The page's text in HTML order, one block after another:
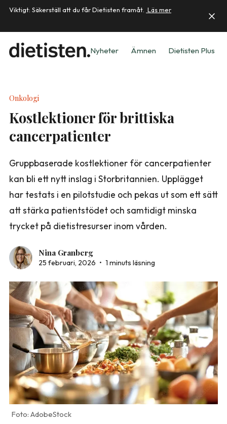
Viktigt: Säkerställ att du får Dietisten framåt. Läs mer
Nyheter Ämnen Dietisten Plus
Onkologi
Kostlektioner för brittiska
cancerpatienter
Gruppbaserade kostlektioner för cancerpatienter
kan bli ett nytt inslag i Storbritannien. Upplägget
har testats i en pilotstudie och pekas ut som ett sätt
att stärka patientstödet och samtidigt minska
trycket på dietistresurser inom vården.
Nina Granberg
25 februari, 2026 • 1 minuts läsning
AdobeStock